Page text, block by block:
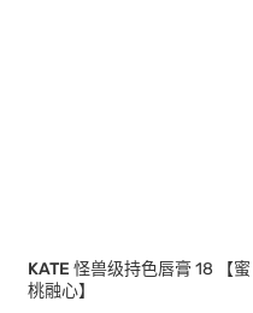
KATE 怪兽级持色唇膏 18 【蜜
桃融心】